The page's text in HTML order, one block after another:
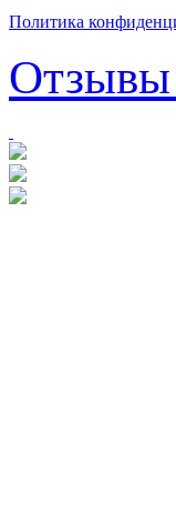
Политика
Отзывы